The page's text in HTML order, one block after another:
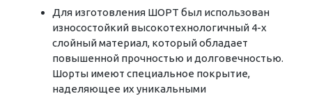
Для изготовления ШОРТ был использован
износостойкий высокотехнологичный 4-х
слойный материал, который обладает
повышенной прочностью и долговечностью.
Шорты имеют специальное покрытие,
наделяющее их уникальными